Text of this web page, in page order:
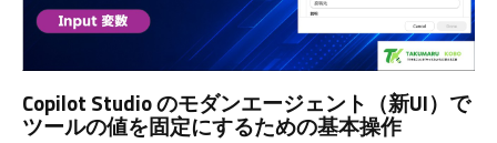
Copilot Studio のモダンエージェント（新UI）で
ツールの値を固定にするための基本操作